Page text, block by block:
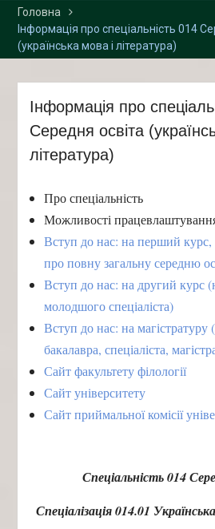
інноваційних креацій
“Палац”» та
національному
Головна
Інформація про спеціальність 014
(українська мова і література)
Інформація про
Середня освіта
література)
Про спеціальність
Можливості
Вступ до нас: на перший курс,
про повну загальну середню
Вступ до нас: на другий курс
молодшого спеціаліста)
Вступ до нас: на магістратуру
бакалавра, спеціаліста,
Сайт факультету філології
Сайт університету
Сайт приймальної комісії
Спеціальність 014
Спеціалізація 014.01